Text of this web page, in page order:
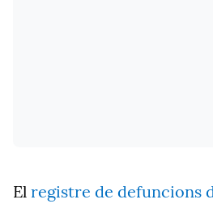
El registre de defuncions